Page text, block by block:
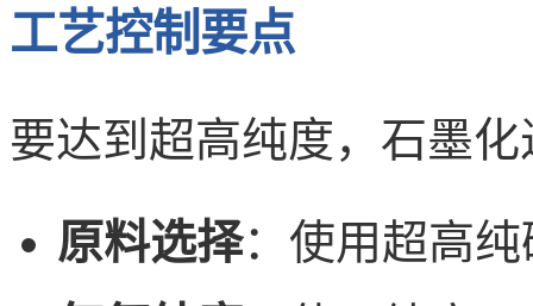
工艺控制要点
要达到超高纯度，石墨
原料选择：使用超高